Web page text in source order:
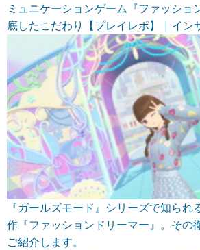
ミュニケーションゲーム『ファッショ
底したこだわり【プレイレポ】 | イン
『ガールズモード』シリーズで知ら
作『ファッションドリーマー』。その
ご紹介します。